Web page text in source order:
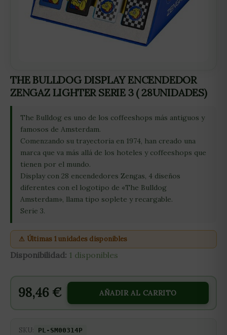
THE BULLDOG DISPLAY ENCENDEDOR
ZENGAZ LIGHTER SERIE 3 ( 28UNIDADES)
The Bulldog es uno de los coffeeshops más antiguos y
famosos de Amsterdam.
Comenzando su trayectoria en 1974, han creado una
marca que va más allá de los hoteles y coffeeshops que
tienen por el mundo.
Display con 28 encendedores Zengas, 4 diseños
diferentes con el logotipo de «The Bulldog
Amsterdam», llama tipo soplete y recargable.
Serie 3.
⚠ Últimas 1 unidades disponibles
Disponibilidad: 1 disponibles
98,46 € AÑADIR AL CARRITO
SKU: PL-SM00314P